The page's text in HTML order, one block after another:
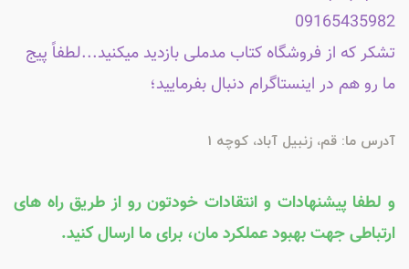
09165435982
تشکر که از فروشگاه کتاب مدملی بازدید میکنید...لطفاً پیج
ما رو هم در اینستاگرام دنبال بفرمایید؛
آدرس ما: قم، زنبیل آباد، کوچه 1
و لطفا پیشنهادات و انتقادات خودتون رو از طریق راه های
ارتباطی جهت بهبود عملکرد مان، برای ما ارسال کنید.